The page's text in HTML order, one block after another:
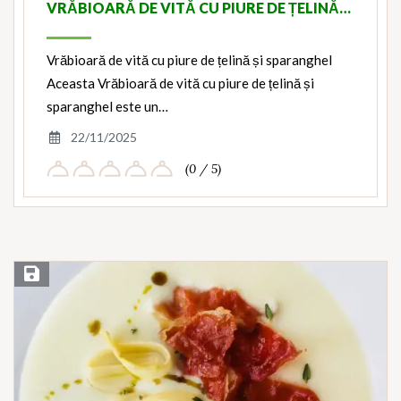
VRĂBIOARĂ DE VITĂ CU PIURE DE ȚELINĂ…
Vrăbioară de vită cu piure de țelină și sparanghel
Aceasta Vrăbioară de vită cu piure de țelină și
sparanghel este un…
22/11/2025
(0 / 5)
Save Recipe